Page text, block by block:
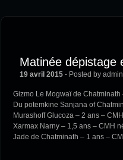
Matinée dépistage
19 avril 2015- Posted by admin
Gizmo Le Mogwaï de
Du potemkine Sanjana of
Murashoff Glucoza – 2 ans –
Xarmax Narny – 1,5 ans – CMH
Jade de Chatminath – 1 ans –